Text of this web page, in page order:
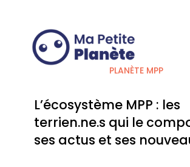
PLANÈTE MPP
L’écosystème MPP : les
terrien.ne.s qui le
ses actus et ses